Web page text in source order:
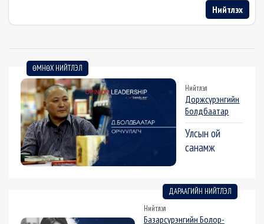
Нийтлэх
ӨМНӨХ НИЙТЛЭЛ
Нийтлэл
Доржсүрэнгийн
Болдбаатар
Улсын ой
санамж
ДАРААГИЙН НИЙТЛЭЛ
Нийтлэл
Базарсүрэнгийн Болор-